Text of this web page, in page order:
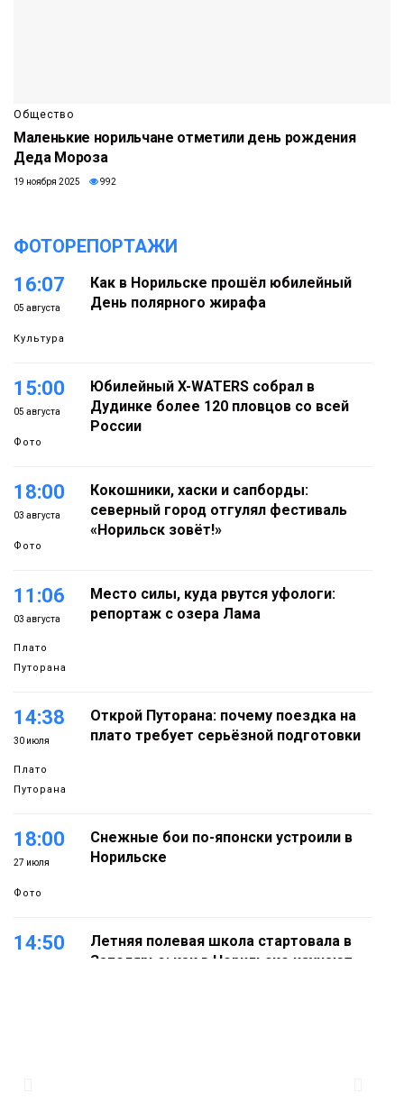
Общество
Маленькие норильчане отметили день рождения
Деда Мороза
19 ноября 2025 992
ФОТОРЕПОРТАЖИ
16:07
05 августа
Культура
Как в Норильске прошёл юбилейный
День полярного жирафа
15:00
05 августа
Фото
Юбилейный X-WATERS собрал в
Дудинке более 120 пловцов со всей
России
18:00
03 августа
Фото
Кокошники, хаски и сапборды:
северный город отгулял фестиваль
«Норильск зовёт!»
11:06
03 августа
Плато
Путорана
Место силы, куда рвутся уфологи:
репортаж с озера Лама
14:38
30 июля
Плато
Путорана
Открой Путорана: почему поездка на
плато требует серьёзной подготовки
18:00
27 июля
Фото
Снежные бои по-японски устроили в
Норильске
14:50
Летняя полевая школа стартовала в
Заполярье: как в Норильске изучают